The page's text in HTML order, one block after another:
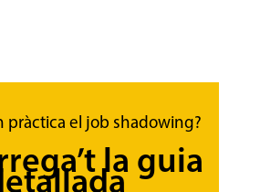
pràctica el job shadowing?
la guia